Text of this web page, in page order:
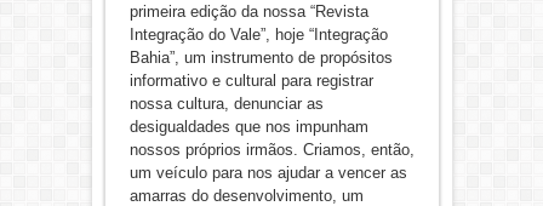
primeira edição da nossa “Revista
Integração do Vale”, hoje “Integração
Bahia”, um instrumento de propósitos
informativo e cultural para registrar
nossa cultura, denunciar as
desigualdades que nos impunham
nossos próprios irmãos. Criamos, então,
um veículo para nos ajudar a vencer as
amarras do desenvolvimento, um